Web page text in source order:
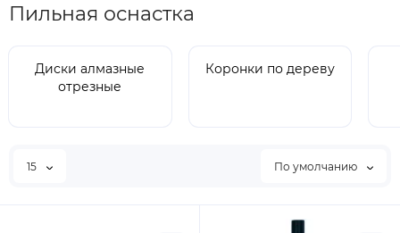
Пильная оснастка
Диски алмазные
отрезные
Коронки по дереву
15 По умолчанию